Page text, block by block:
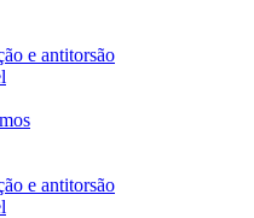
e antitorsão
e antitorsão